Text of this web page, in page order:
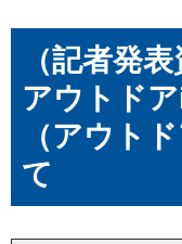
（記者発
アウトド
（アウト
て